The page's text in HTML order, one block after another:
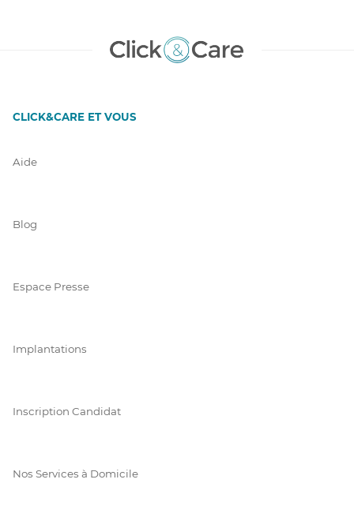
CLICK&CARE ET VOUS
Aide
Blog
Espace Presse
Implantations
Inscription Candidat
Nos Services à Domicile